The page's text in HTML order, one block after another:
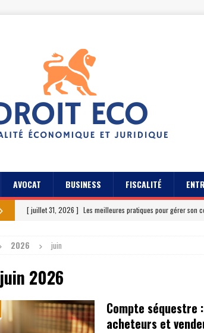
AVOCAT BUSINESS FISCALITÉ
[ juillet 31, 2026 ] Les meilleures pratiques pour gérer son
[ juillet 23, 2026 ]
[ juillet 19, 2026 ]
2026 juin
juin 2026
Compte
acheteurs et